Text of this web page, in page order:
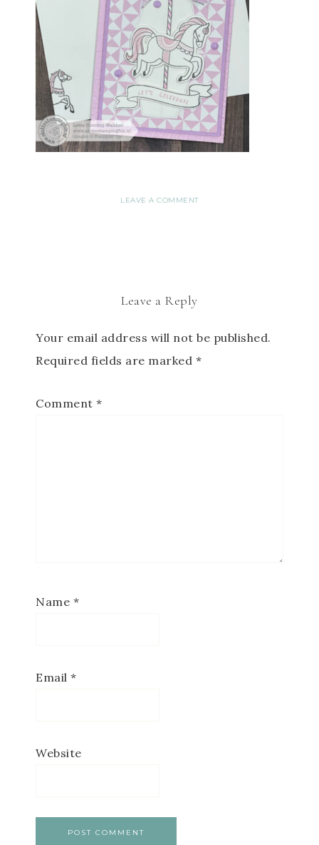
LEAVE A COMMENT
Leave a Reply
Your email address will not be published.
Required fields are marked *
Comment *
Name *
Email *
Website